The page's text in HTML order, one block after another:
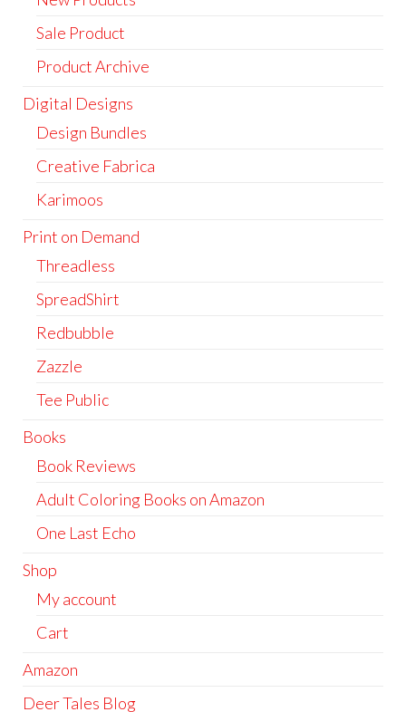
Sale Product
Product Archive
Digital Designs
Design Bundles
Creative Fabrica
Karimoos
Print on Demand
Threadless
SpreadShirt
Redbubble
Zazzle
Tee Public
Books
Book Reviews
Adult Coloring Books on Amazon
One Last Echo
Shop
My account
Cart
Amazon
Deer Tales Blog